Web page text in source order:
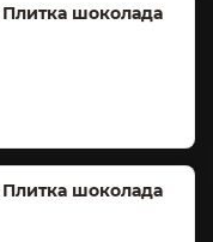
шоколада
шоколада